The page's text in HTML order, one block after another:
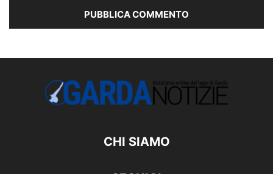
CHI SIAMO